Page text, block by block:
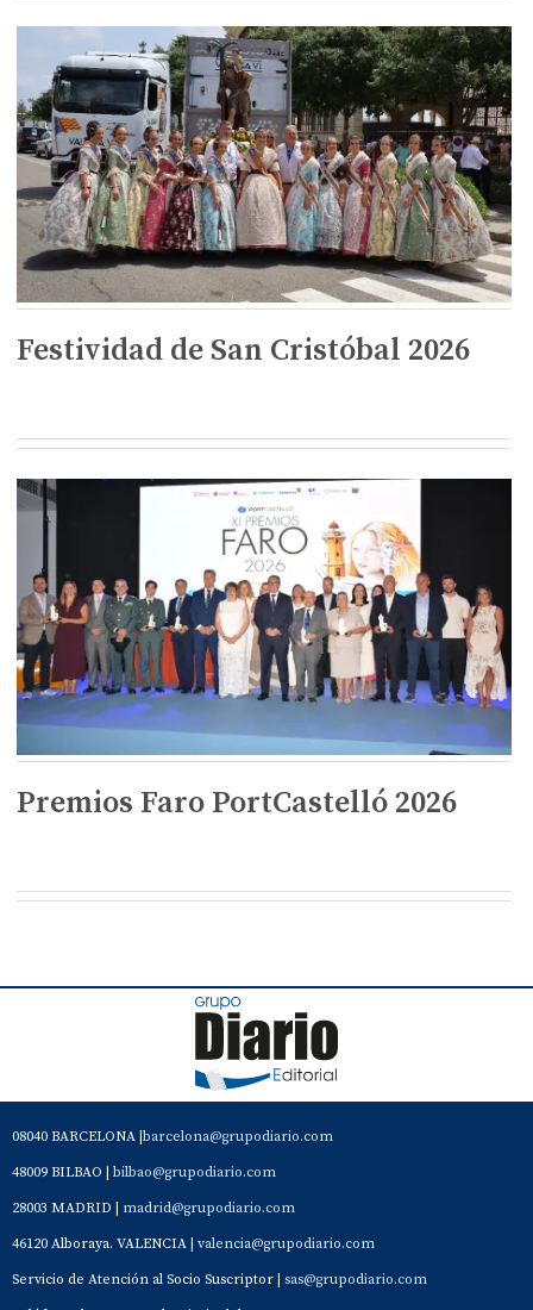
Festividad de San Cristóbal 2026
Premios Faro PortCastelló 2026
08040 BARCELONA | barcelona@grupodiario.com
48009 BILBAO | bilbao@grupodiario.com
28003 MADRID | madrid@grupodiario.com
46120 Alboraya. VALENCIA | valencia@grupodiario.com
Servicio de Atención al Socio Suscriptor | sas@grupodiario.com